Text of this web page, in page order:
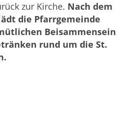
zur Kirche. Nach dem
die Pfarrgemeinde
Beisammensein
rund um die St.